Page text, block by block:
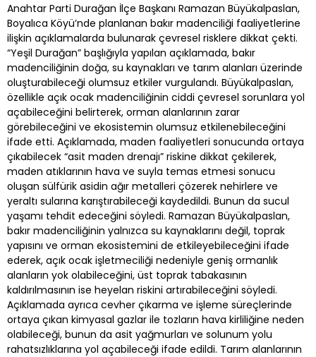
Anahtar Parti Durağan İlçe Başkanı Ramazan Büyükalpaslan,
Boyalıca Köyü’nde planlanan bakır madenciliği faaliyetlerine
ilişkin açıklamalarda bulunarak çevresel risklere dikkat çekti.
“Yeşil Durağan” başlığıyla yapılan açıklamada, bakır
madenciliğinin doğa, su kaynakları ve tarım alanları üzerinde
oluşturabileceği olumsuz etkiler vurgulandı. Büyükalpaslan,
özellikle açık ocak madenciliğinin ciddi çevresel sorunlara yol
açabileceğini belirterek, orman alanlarının zarar
görebileceğini ve ekosistemin olumsuz etkilenebileceğini
ifade etti. Açıklamada, maden faaliyetleri sonucunda ortaya
çıkabilecek “asit maden drenajı” riskine dikkat çekilerek,
maden atıklarının hava ve suyla temas etmesi sonucu
oluşan sülfürik asidin ağır metalleri çözerek nehirlere ve
yeraltı sularına karıştırabileceği kaydedildi. Bunun da sucul
yaşamı tehdit edeceğini söyledi. Ramazan Büyükalpaslan,
bakır madenciliğinin yalnızca su kaynaklarını değil, toprak
yapısını ve orman ekosistemini de etkileyebileceğini ifade
ederek, açık ocak işletmeciliği nedeniyle geniş ormanlık
alanların yok olabileceğini, üst toprak tabakasının
kaldırılmasının ise heyelan riskini artırabileceğini söyledi.
Açıklamada ayrıca cevher çıkarma ve işleme süreçlerinde
ortaya çıkan kimyasal gazlar ile tozların hava kirliliğine neden
olabileceği, bunun da asit yağmurları ve solunum yolu
rahatsızlıklarına yol açabileceği ifade edildi. Tarım alanlarının